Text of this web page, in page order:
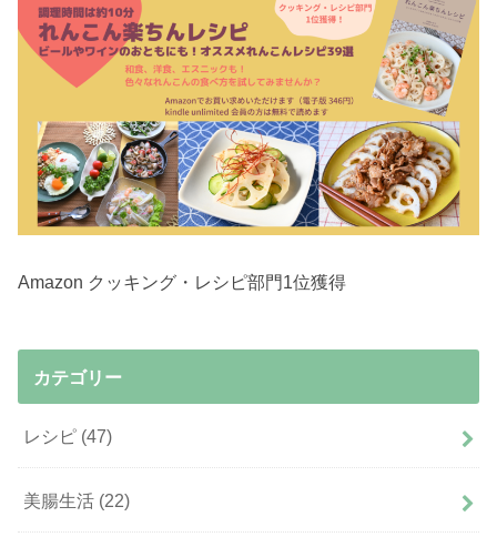
Amazon クッキング・レシピ部門1位獲得
カテゴリー
レシピ (47)
美腸生活 (22)